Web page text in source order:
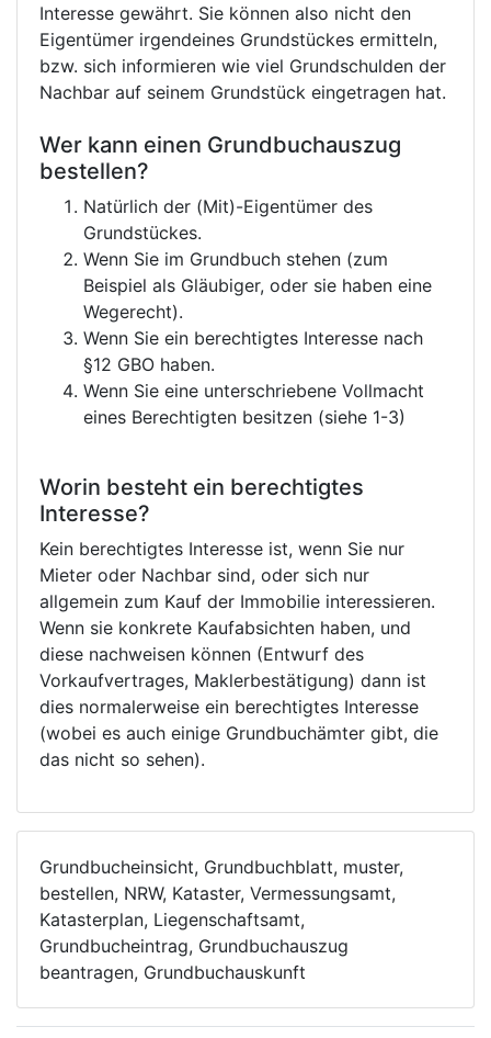
Interesse gewährt. Sie können also nicht den
Eigentümer irgendeines Grundstückes ermitteln,
bzw. sich informieren wie viel Grundschulden der
Nachbar auf seinem Grundstück eingetragen hat.
Wer kann einen Grundbuchauszug
bestellen?
Natürlich der (Mit)-Eigentümer des
Grundstückes.
Wenn Sie im Grundbuch stehen (zum
Beispiel als Gläubiger, oder sie haben eine
Wegerecht).
Wenn Sie ein berechtigtes Interesse nach
§12 GBO haben.
Wenn Sie eine unterschriebene Vollmacht
eines Berechtigten besitzen (siehe 1-3)
Worin besteht ein berechtigtes
Interesse?
Kein berechtigtes Interesse ist, wenn Sie nur
Mieter oder Nachbar sind, oder sich nur
allgemein zum Kauf der Immobilie interessieren.
Wenn sie konkrete Kaufabsichten haben, und
diese nachweisen können (Entwurf des
Vorkaufvertrages, Maklerbestätigung) dann ist
dies normalerweise ein berechtigtes Interesse
(wobei es auch einige Grundbuchämter gibt, die
das nicht so sehen).
Grundbucheinsicht, Grundbuchblatt, muster,
bestellen, NRW, Kataster, Vermessungsamt,
Katasterplan, Liegenschaftsamt,
Grundbucheintrag, Grundbuchauszug
beantragen, Grundbuchauskunft